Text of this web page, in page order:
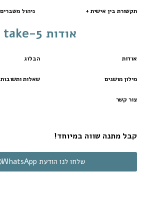
אודות take-5
אודות הבלוג
מילון מושגים שאלות ותשובות FAQ
צור קשר
קבל מתנה שווה במיוחד!
שלחו לנו הודעת WhatsApp
ניהול משברים תקשורת בין אישית +